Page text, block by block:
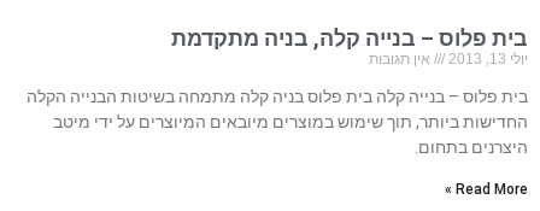
בית פלוס – בנייה קלה, בניה מתקדמת
יולי 13, 2013 אין תגובות
בית פלוס – בנייה קלה בית פלוס בניה קלה מתמחה בשיטות הבנייה הקלה
החדישות ביותר, תוך שימוש במוצרים מיובאים המיוצרים על ידי מיטב
היצרנים בתחום.
Read More »